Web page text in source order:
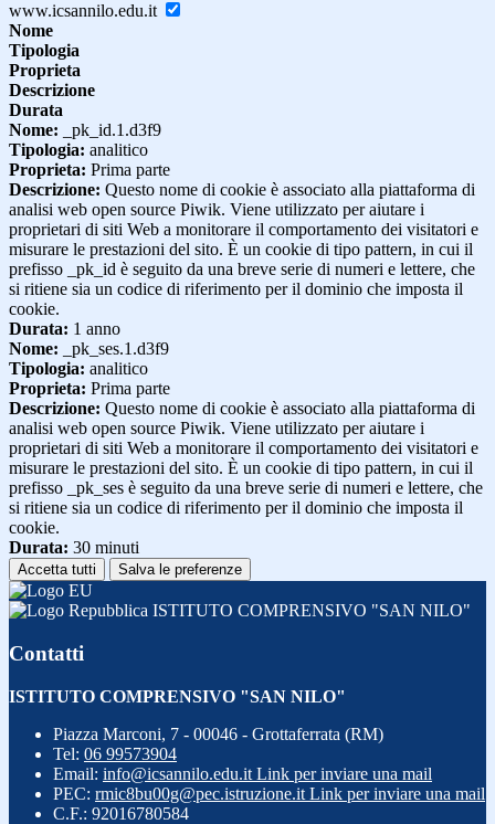
www.icsannilo.edu.it
Nome
Tipologia
Proprieta
Descrizione
Durata
Nome: _pk_id.1.d3f9
Tipologia: analitico
Proprieta: Prima parte
Descrizione: Questo nome di cookie è associato alla piattaforma di
analisi web open source Piwik. Viene utilizzato per aiutare i
proprietari di siti Web a monitorare il comportamento dei visitatori e
misurare le prestazioni del sito. È un cookie di tipo pattern, in cui il
prefisso _pk_id è seguito da una breve serie di numeri e lettere, che
si ritiene sia un codice di riferimento per il dominio che imposta il
cookie.
Durata: 1 anno
Nome: _pk_ses.1.d3f9
Tipologia: analitico
Proprieta: Prima parte
Descrizione: Questo nome di cookie è associato alla piattaforma di
analisi web open source Piwik. Viene utilizzato per aiutare i
proprietari di siti Web a monitorare il comportamento dei visitatori e
misurare le prestazioni del sito. È un cookie di tipo pattern, in cui il
prefisso _pk_ses è seguito da una breve serie di numeri e lettere, che
si ritiene sia un codice di riferimento per il dominio che imposta il
cookie.
Durata: 30 minuti
Accetta tutti Salva le preferenze
ISTITUTO COMPRENSIVO "SAN NILO"
Contatti
ISTITUTO COMPRENSIVO "SAN NILO"
Piazza Marconi, 7 - 00046 - Grottaferrata (RM)
Tel: 06 99573904
Email: info@icsannilo.edu.it Link per inviare una mail
PEC: rmic8bu00g@pec.istruzione.it Link per inviare una mail
C.F.: 92016780584